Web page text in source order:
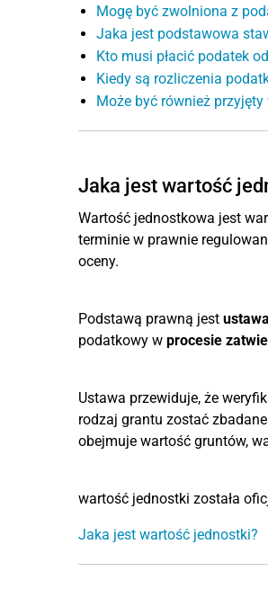
Mogę być zwolniona z
Jaka jest podstawowa
Kto musi płacić podatek
Kiedy są rozliczenia
Może być również
Jaka jest wartość
Wartość jednostkowa jest
terminie w prawnie
oceny.
Podstawą prawną jest
podatkowy w procesie
Ustawa przewiduje, że
rodzaj grantu zostać
obejmuje wartość gruntów,
wartość jednostki została
Jaka jest wartość jednostki?